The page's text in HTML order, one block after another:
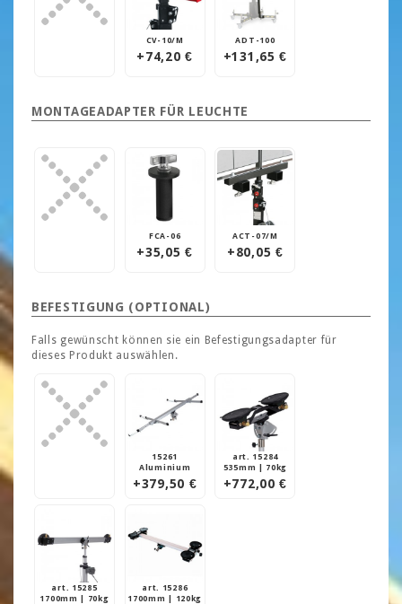
CV-10/M
+74,20 €
ADT-100
+131,65 €
MONTAGEADAPTER FÜR LEUCHTE
FCA-06
+35,05 €
ACT-07/M
+80,05 €
BEFESTIGUNG (OPTIONAL)
Falls gewünscht können sie ein Befestigungsadapter für
dieses Produkt auswählen.
15261
Aluminium
+379,50 €
art. 15284
535mm | 70kg
+772,00 €
art. 15285
1700mm | 70kg
art. 15286
1700mm | 120kg